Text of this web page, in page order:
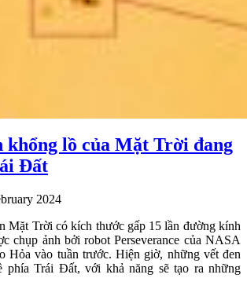
khổng lồ của Mặt Trời đang
Đất
2024
Mặt Trời có kích thước gấp 15 lần đường kính
chụp ảnh bởi robot Perseverance của NASA
Hỏa vào tuần trước. Hiện giờ, những vết đen
phía Trái Đất, với khả năng sẽ tạo ra những